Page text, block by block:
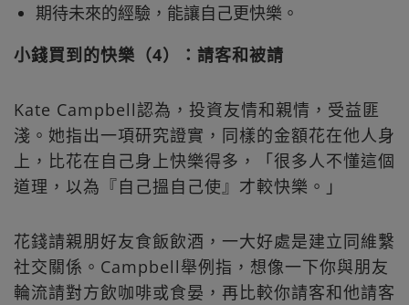
期待未來的經驗，能讓自己更快樂。
小錢買到的快樂（4）：請客和被請
Kate Campbell認為，投資友情和親情，受益匪
淺。她指出一項研究證實，同樣的金額花在他人身
上，比花在自己身上快樂得多，「很多人不懂這個
道理，以為『自己搵自己使』才較快樂。」
花錢請親朋好友食飯飲酒，一大好處是建立同維繫
社交關係。Campbell舉例指，想像一下你與朋友
輪流請對方飲咖啡或食晏，再比較你請客和他請客